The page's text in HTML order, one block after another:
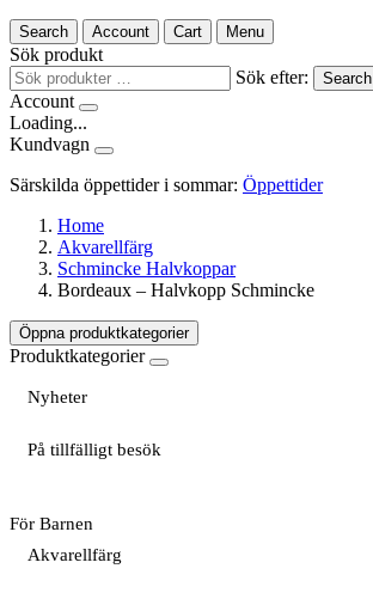
Search Account Cart Menu
Sök produkt
Sök efter:
Search
Account
Loading...
Kundvagn
Särskilda öppettider i sommar: Öppettider
Home
Akvarellfärg
Schmincke Halvkoppar
Bordeaux – Halvkopp Schmincke
Öppna produktkategorier
Produktkategorier
Nyheter
På tillfälligt besök
För Barnen
Akvarellfärg